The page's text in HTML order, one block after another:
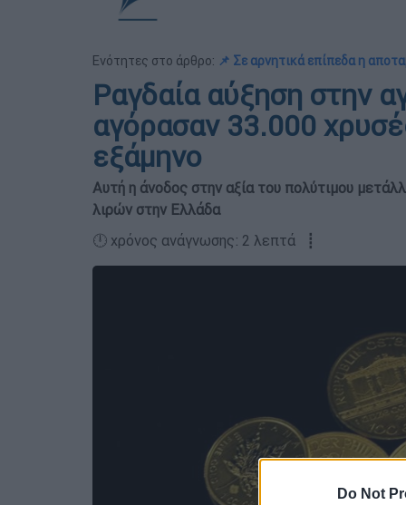
Do Not
Ενότητες στο άρθρο: 📌 Σε αρνητικά επίπεδα η
Ραγδαία αύξηση στην
αγόρασαν 33.000
εξάμηνο
Αυτή η άνοδος στην αξία του πολύτιμου
λιρών στην Ελλάδα
🕛 χρόνος ανάγνωσης: 2 λεπτά ┋